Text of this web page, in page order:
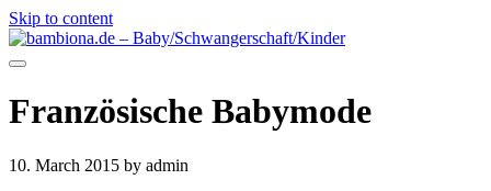
Skip to content
Französische Babymode
10. March 2015 by admin